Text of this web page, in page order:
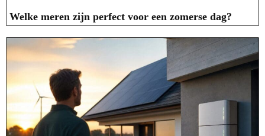
Welke meren zijn perfect voor een zomerse dag?